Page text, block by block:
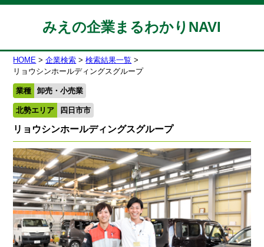
みえの企業まるわかりNAVI
HOME 企業検索
検索結果一覧
リョウシンホールディングスグループ
業種 卸売・小売業
北勢エリア 四日市市
リョウシンホールディングスグループ